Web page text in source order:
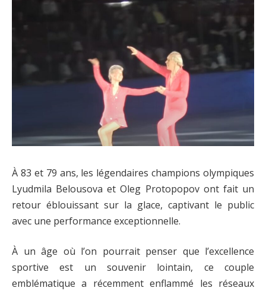
À 83 et 79 ans, les légendaires champions olympiques
Lyudmila Belousova et Oleg Protopopov ont fait un
retour éblouissant sur la glace, captivant le public
avec une performance exceptionnelle.
À un âge où l’on pourrait penser que l’excellence
sportive est un souvenir lointain, ce couple
emblématique a récemment enflammé les réseaux